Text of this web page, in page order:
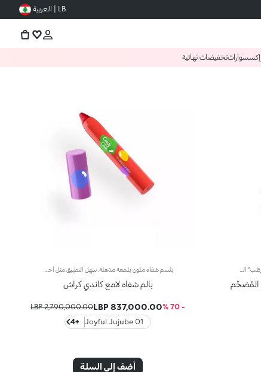
LB | العربية
إكسسواراتتخفيضات نهائية
بالم شفاه لامع كاندي كراش
- 70 %
837,000.00 LBP
2,790,000.00 LBP
01 Joyful Jujube
+4
أضف إلى السلة